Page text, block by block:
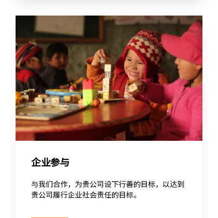
企业参与
与我们合作，为贵公司设下行善的目标，以达到
贵公司履行企业社会责任的目标。